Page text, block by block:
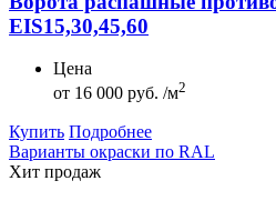
EIS15,30,45,60
Цена
от 16 000 руб. /м2
Купить Подробнее
Варианты окраски по RAL
Хит продаж